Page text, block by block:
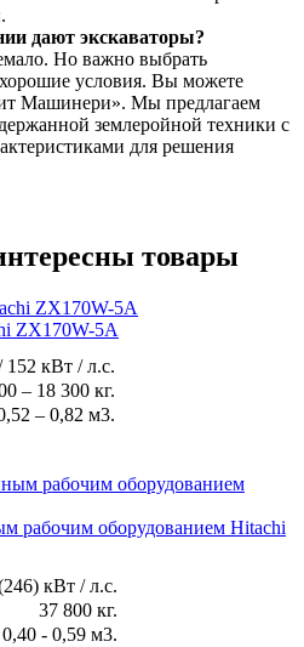
дают экскаваторы?
Но важно выбрать
условия. Вы можете
Машинери». Мы предлагаем
землеройной техники с
для решения
товары
ZX170W-5A
152 кВт / л.с.
– 18 300 кг.
– 0,82 м3.
рабочим оборудованием Hitachi
кВт / л.с.
37 800 кг.
0,40 - 0,59 м3.